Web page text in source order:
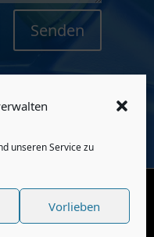
unseren Service zu
Vorlieben
Senden